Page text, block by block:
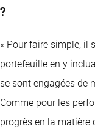
?
« Pour faire simple, il
portefeuille en y
se sont engagées de
Comme pour les
progrès en la matière